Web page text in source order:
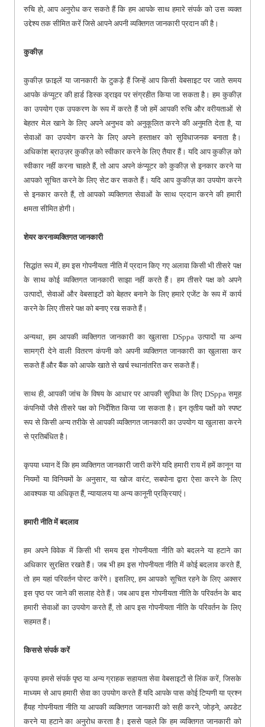
रुचि हो, आप अनुरोध कर सकते हैं कि हम आपके साथ हमारे संपर्क को उस व्यक्त
उद्देश्य तक सीमित करें जिसे आपने अपनी व्यक्तिगत जानकारी प्रदान की है।
कुकीज़
कुकीज़ फ़ाइलें या जानकारी के टुकड़े हैं जिन्हें आप किसी वेबसाइट पर जाते समय
आपके कंप्यूटर की हार्ड डिस्क ड्राइव पर संग्रहीत किया जा सकता है। हम कुकीज़
का उपयोग एक उपकरण के रूप में करते हैं जो हमें आपकी रुचि और वरीयताओं से
बेहतर मेल खाने के लिए अपने अनुभव को अनुकूलित करने की अनुमति देता है, या
सेवाओं का उपयोग करने के लिए अपने हस्ताक्षर को सुविधाजनक बनाता है।
अधिकांश ब्राउज़र कुकीज़ को स्वीकार करने के लिए तैयार हैं। यदि आप कुकीज़ को
स्वीकार नहीं करना चाहते हैं, तो आप अपने कंप्यूटर को कुकीज़ से इनकार करने या
आपको सूचित करने के लिए सेट कर सकते हैं। यदि आप कुकीज़ का उपयोग करने
से इनकार करते हैं, तो आपको व्यक्तिगत सेवाओं के साथ प्रदान करने की हमारी
क्षमता सीमित होगी।
शेयर करनाव्यक्तिगत जानकारी
सिद्धांत रूप में, हम इस गोपनीयता नीति में प्रदान किए गए अलावा किसी भी तीसरे पक्ष
के साथ कोई व्यक्तिगत जानकारी साझा नहीं करते हैं। हम तीसरे पक्ष को अपने
उत्पादों, सेवाओं और वेबसाइटों को बेहतर बनाने के लिए हमारे एजेंट के रूप में कार्य
करने के लिए तीसरे पक्ष को बनाए रख सकते हैं।
अन्यथा, हम आपकी व्यक्तिगत जानकारी का खुलासा DSppa उत्पादों या अन्य
सामग्री देने वाली वितरण कंपनी को अपनी व्यक्तिगत जानकारी का खुलासा कर
सकते हैं और बैंक को आपके खाते से खर्च स्थानांतरित कर सकते हैं।
साथ ही, आपकी जांच के विषय के आधार पर आपकी सुविधा के लिए DSppa समूह
कंपनियों जैसे तीसरे पक्ष को निर्देशित किया जा सकता है। इन तृतीय पक्षों को स्पष्ट
रूप से किसी अन्य तरीके से आपकी व्यक्तिगत जानकारी का उपयोग या खुलासा करने
से प्रतिबंधित है।
कृपया ध्यान दें कि हम व्यक्तिगत जानकारी जारी करेंगे यदि हमारी राय में हमें कानून या
नियमों या विनियमों के अनुसार, या खोज वारंट, सबपोना द्वारा ऐसा करने के लिए
आवश्यक या अधिकृत हैं, न्यायालय या अन्य कानूनी प्रक्रियाएं।
हमारी नीति में बदलाव
हम अपने विवेक में किसी भी समय इस गोपनीयता नीति को बदलने या हटाने का
अधिकार सुरक्षित रखते हैं। जब भी हम इस गोपनीयता नीति में कोई बदलाव करते हैं,
तो हम यहां परिवर्तन पोस्ट करेंगे। इसलिए, हम आपको सूचित रहने के लिए अक्सर
इस पृष्ठ पर जाने की सलाह देते हैं। जब आप इस गोपनीयता नीति के परिवर्तन के बाद
हमारी सेवाओं का उपयोग करते हैं, तो आप इस गोपनीयता नीति के परिवर्तन के लिए
सहमत हैं।
किससे संपर्क करें
कृपया हमसे संपर्क पृष्ठ या अन्य ग्राहक सहायता सेवा वेबसाइटों से लिंक करें, जिसके
माध्यम से आप हमारी सेवा का उपयोग करते हैं यदि आपके पास कोई टिप्पणी या प्रश्न
हैंयह गोपनीयता नीति या आपकी व्यक्तिगत जानकारी को सही करने, जोड़ने, अपडेट
करने या हटाने का अनुरोध करता है। इससे पहले कि हम व्यक्तिगत जानकारी को